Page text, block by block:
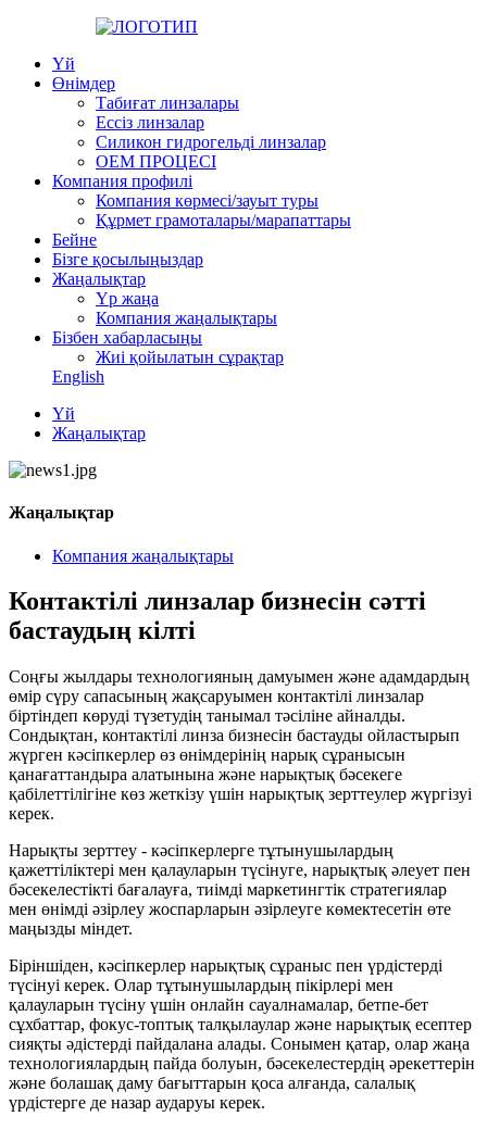
Үй
Өнімдер
Табиғат линзалары
Ессіз линзалар
Силикон гидрогельді линзалар
OEM ПРОЦЕСІ
Компания профилі
Компания көрмесі/зауыт туры
Құрмет грамоталары/марапаттары
Бейне
Бізге қосылыңыздар
Жаңалықтар
Үр жаңа
Компания жаңалықтары
Бізбен хабарласыңы
Жиі қойылатын сұрақтар
English
Үй
Жаңалықтар
Жаңалықтар
Компания жаңалықтары
Контактілі линзалар бизнесін сәтті
бастаудың кілті
Соңғы жылдары технологияның дамуымен және адамдардың
өмір сүру сапасының жақсаруымен контактілі линзалар
біртіндеп көруді түзетудің танымал тәсіліне айналды.
Сондықтан, контактілі линза бизнесін бастауды ойластырып
жүрген кәсіпкерлер өз өнімдерінің нарық сұранысын
қанағаттандыра алатынына және нарықтық бәсекеге
қабілеттілігіне көз жеткізу үшін нарықтық зерттеулер жүргізуі
керек.
Нарықты зерттеу - кәсіпкерлерге тұтынушылардың
қажеттіліктері мен қалауларын түсінуге, нарықтық әлеует пен
бәсекелестікті бағалауға, тиімді маркетингтік стратегиялар
мен өнімді әзірлеу жоспарларын әзірлеуге көмектесетін өте
маңызды міндет.
Біріншіден, кәсіпкерлер нарықтық сұраныс пен үрдістерді
түсінуі керек. Олар тұтынушылардың пікірлері мен
қалауларын түсіну үшін онлайн сауалнамалар, бетпе-бет
сұхбаттар, фокус-топтық талқылаулар және нарықтық есептер
сияқты әдістерді пайдалана алады. Сонымен қатар, олар жаңа
технологиялардың пайда болуын, бәсекелестердің әрекеттерін
және болашақ даму бағыттарын қоса алғанда, салалық
үрдістерге де назар аударуы керек.